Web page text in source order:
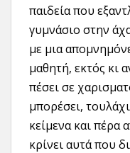
παιδεία που
γυμνάσιο στην
με μια
μαθητή, εκτός κι
πέσει σε
μπορέσει,
κείμενα και πέρα
κρίνει αυτά που